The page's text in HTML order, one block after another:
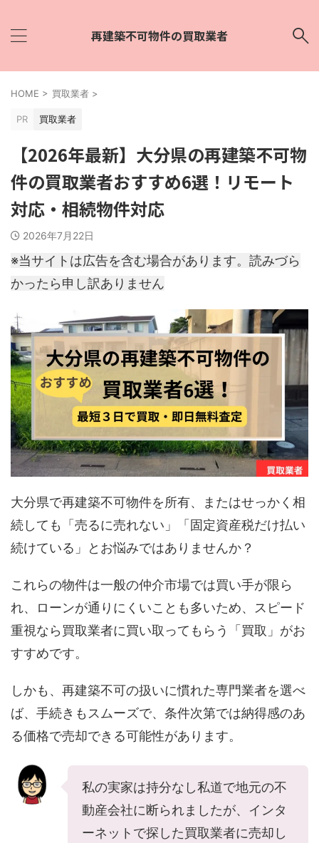
再建築不可物件の買取業者
HOME > 買取業者 >
PR 買取業者
【2026年最新】大分県の再建築不可物
件の買取業者おすすめ6選！リモート
対応・相続物件対応
2026年7月22日
※当サイトは広告を含む場合があります。読みづら
かったら申し訳ありません
大分県で再建築不可物件を所有、またはせっかく相
続しても「売るに売れない」「固定資産税だけ払い
続けている」とお悩みではありませんか？
これらの物件は一般の仲介市場では買い手が限ら
れ、ローンが通りにくいことも多いため、スピード
重視なら買取業者に買い取ってもらう「買取」がお
すすめです。
しかも、再建築不可の扱いに慣れた専門業者を選べ
ば、手続きもスムーズで、条件次第では納得感のあ
る価格で売却できる可能性があります。
私の実家は持分なし私道で地元の不
動産会社に断られましたが、インタ
ーネットで探した買取業者に売却し